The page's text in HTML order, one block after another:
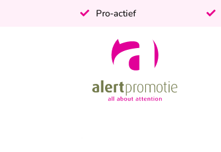
Pro-actief